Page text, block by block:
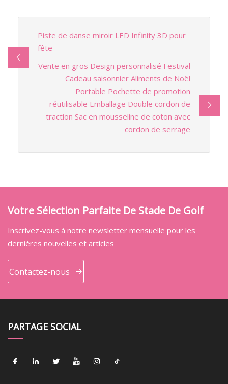
Piste de danse miroir LED Infinity 3D pour
fête
Vente en gros Design personnalisé Festival
Cadeau saisonnier Aliments de Noël
Portable Pochette de promotion
réutilisable Emballage Double cordon de
traction Sac en mousseline de coton avec
cordon de serrage
Votre Sélection Parfaite De Stade De Golf
Inscrivez-vous à notre newsletter mensuelle pour les
dernières nouvelles et articles
Contactez-nous
PARTAGE SOCIAL